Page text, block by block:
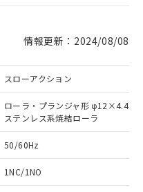
情報更新：2024/08/08
スローアクション
ローラ・プランジャ形 φ12×4.4
ステンレス系焼結ローラ
50/60Hz
1NC/1NO